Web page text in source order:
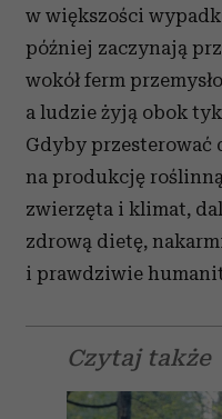
w większości
później zaczynają
wokół ferm
a ludzie żyją obok
Gdyby przesterować
na produkcję
zwierzęta i klimat,
zdrową dietę,
i prawdziwie
Czytaj także